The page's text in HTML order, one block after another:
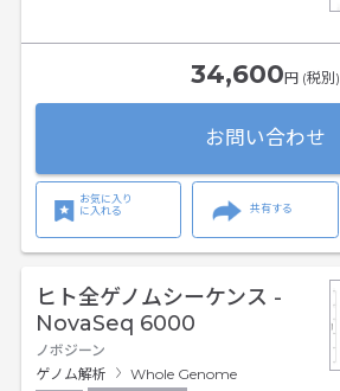
34,600円 (税別)
お問い合わせ
お気に入り
に入れる
共有する
ヒト全ゲノムシーケンス -
NovaSeq 6000
ノボジーン
ゲノム解析
Whole Genome